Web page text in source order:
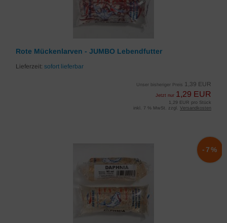
Rote Mückenlarven - JUMBO Lebendfutter
Lieferzeit: sofort lieferbar
Unser bisheriger Preis 1,39 EUR
Jetzt nur 1,29 EUR
1,29 EUR pro Stück
inkl. 7 % MwSt. zzgl. Versandkosten
-7%